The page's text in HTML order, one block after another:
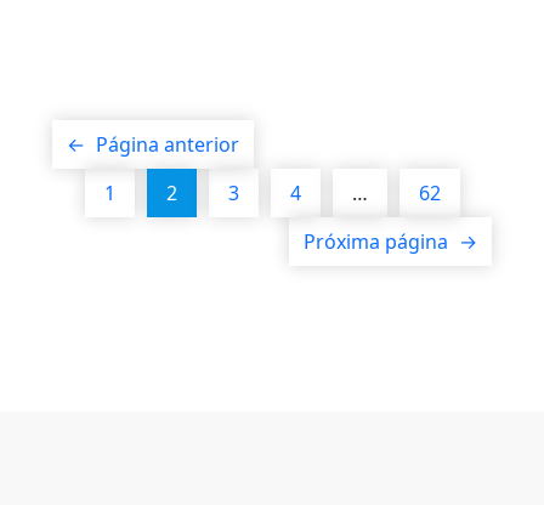
← Página anterior
1
2 3 4 …
62
Próxima página →